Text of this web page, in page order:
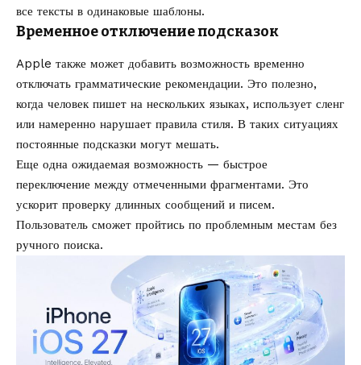
все тексты в одинаковые шаблоны.
Временное отключение подсказок
Apple также может добавить возможность временно
отключать грамматические рекомендации. Это полезно,
когда человек пишет на нескольких языках, использует сленг
или намеренно нарушает правила стиля. В таких ситуациях
постоянные подсказки могут мешать.
Еще одна ожидаемая возможность — быстрое
переключение между отмеченными фрагментами. Это
ускорит проверку длинных сообщений и писем.
Пользователь сможет пройтись по проблемным местам без
ручного поиска.